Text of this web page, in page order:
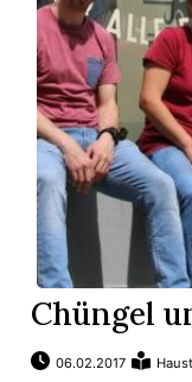
Chüngel
06.02.2017